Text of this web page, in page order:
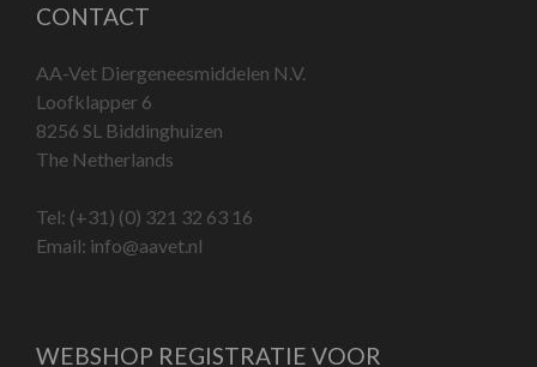
CONTACT
AA-Vet Diergeneesmiddelen N.V.
Loofklapper 6
8256 SL Biddinghuizen
The Netherlands
Tel: (+31) (0) 321 32 63 16
Email: info@aavet.nl
WEBSHOP REGISTRATIE VOOR